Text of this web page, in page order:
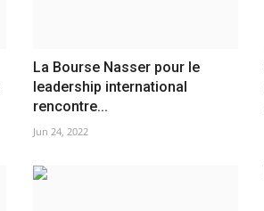
La Bourse Nasser pour le
leadership international
rencontre...
Jun 24, 2022